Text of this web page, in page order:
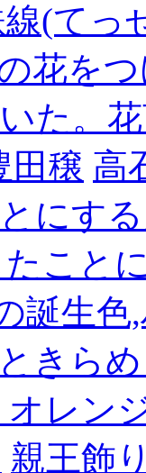
(てっ
花を
た。
田穣 高
にす
こと
誕生
きら
レン
親王飾